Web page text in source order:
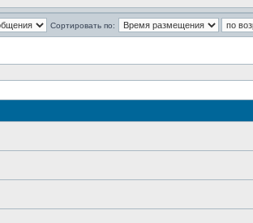
Сортировать по: